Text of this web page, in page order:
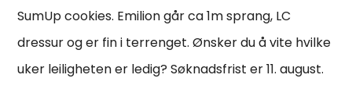
SumUp cookies. Emilion går ca 1m sprang, LC
dressur og er fin i terrenget. Ønsker du å vite hvilke
uker leiligheten er ledig? Søknadsfrist er 11. august.